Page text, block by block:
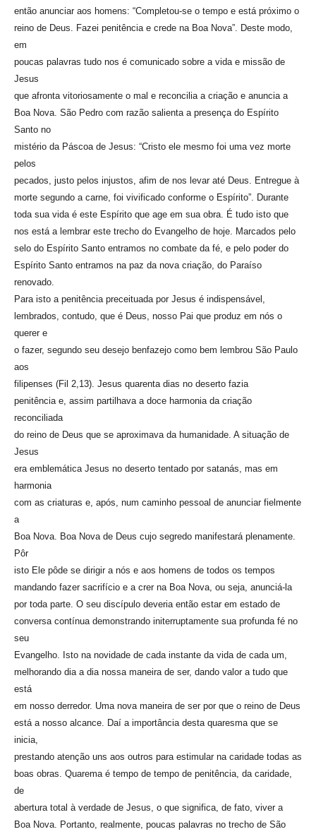
então anunciar aos homens: “Completou-se o tempo e está próximo o
reino de Deus. Fazei penitência e crede na Boa Nova”. Deste modo,
em
poucas palavras tudo nos é comunicado sobre a vida e missão de
Jesus
que afronta vitoriosamente o mal e reconcilia a criação e anuncia a
Boa Nova. São Pedro com razão salienta a presença do Espírito
Santo no
mistério da Páscoa de Jesus: “Cristo ele mesmo foi uma vez morte
pelos
pecados, justo pelos injustos, afim de nos levar até Deus. Entregue à
morte segundo a carne, foi vivificado conforme o Espírito”. Durante
toda sua vida é este Espírito que age em sua obra. É tudo isto que
nos está a lembrar este trecho do Evangelho de hoje. Marcados pelo
selo do Espírito Santo entramos no combate da fé, e pelo poder do
Espírito Santo entramos na paz da nova criação, do Paraíso
renovado.
Para isto a penitência preceituada por Jesus é indispensável,
lembrados, contudo, que é Deus, nosso Pai que produz em nós o
querer e
o fazer, segundo seu desejo benfazejo como bem lembrou São Paulo
aos
filipenses (Fil 2,13). Jesus quarenta dias no deserto fazia
penitência e, assim partilhava a doce harmonia da criação
reconciliada
do reino de Deus que se aproximava da humanidade. A situação de
Jesus
era emblemática Jesus no deserto tentado por satanás, mas em
harmonia
com as criaturas e, após, num caminho pessoal de anunciar fielmente
a
Boa Nova. Boa Nova de Deus cujo segredo manifestará plenamente.
Pôr
isto Ele pôde se dirigir a nós e aos homens de todos os tempos
mandando fazer sacrifício e a crer na Boa Nova, ou seja, anunciá-la
por toda parte. O seu discípulo deveria então estar em estado de
conversa contínua demonstrando initerruptamente sua profunda fé no
seu
Evangelho. Isto na novidade de cada instante da vida de cada um,
melhorando dia a dia nossa maneira de ser, dando valor a tudo que
está
em nosso derredor. Uma nova maneira de ser por que o reino de Deus
está a nosso alcance. Daí a importância desta quaresma que se
inicia,
prestando atenção uns aos outros para estimular na caridade todas as
boas obras. Quarema é tempo de tempo de penitência, da caridade,
de
abertura total à verdade de Jesus, o que significa, de fato, viver a
Boa Nova. Portanto, realmente, poucas palavras no trecho de São